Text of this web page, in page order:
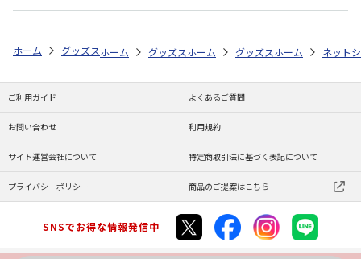
ホーム グッズストア ご当地フレーム切手 風景・自然・動物・公園
ホーム グッズストア ご当地フレーム切手 伝統
ホーム グッズストア ご当地フ
ホーム ネット
ご利用ガイド よくあるご質問
お問い合わせ 利用規約
サイト運営会社について 特定商取引法に基づく表記について
プライバシーポリシー 商品のご提案はこちら
SNSでお得な情報発信中